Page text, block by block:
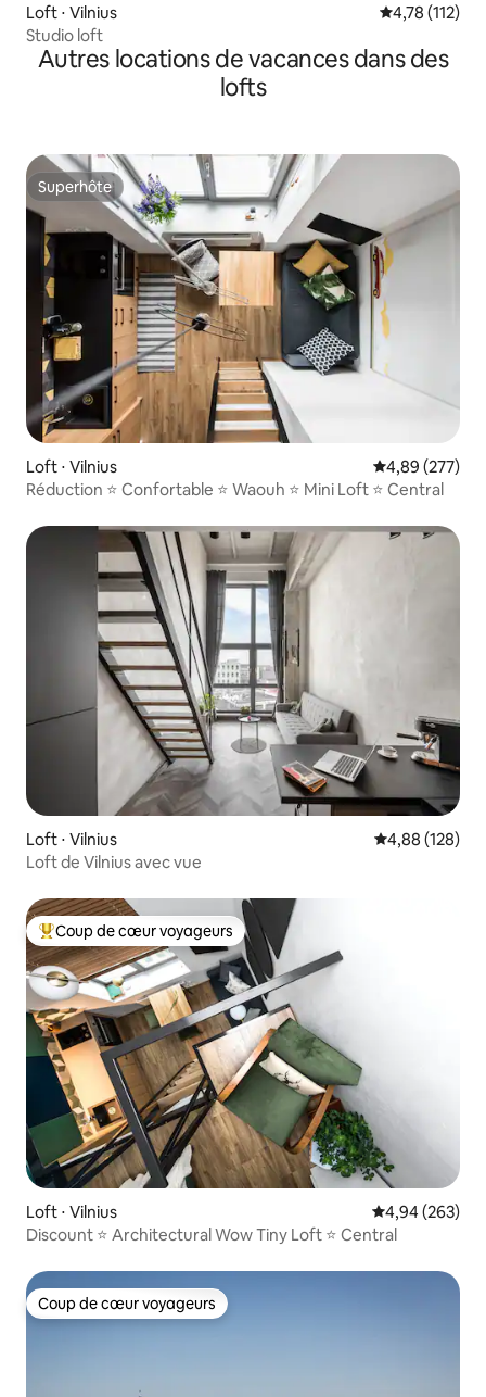
Loft ⋅ Vilnius Évaluation
4,78 (112)
Studio loft
Autres locations de vacances dans des
lofts
Superhôte
Superhôte
Loft ⋅ Vilnius Évaluation
4,89 (277)
Réduction ⭐️ Confortable ⭐️ Waouh ⭐️ Mini Loft ⭐️ Central
Loft ⋅ Vilnius Évaluation
4,88 (128)
Loft de Vilnius avec vue
Coups de cœur voyageurs les plus appréciés
Coup de cœur voyageurs
Loft ⋅ Vilnius Évaluation
4,94 (263)
Discount ⭐️ Architectural Wow Tiny Loft ⭐️ Central
Coup de cœur voyageurs
Coup de cœur voyageurs